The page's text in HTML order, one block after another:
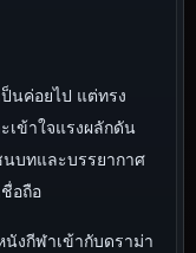
นค่อยไป แต่ทรง
เข้าใจแรงผลักดัน
นบทและบรรยากาศ
อถือ
งกีฬาเข้ากับดราม่า